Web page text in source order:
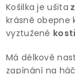
Košilka je ušita
krásně obepne
vyztužené
Má délkově
zapínání na